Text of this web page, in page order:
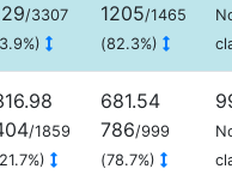
/3307
1205/1465
(82.3%)
/1859
681.54
786/999
(78.7%)